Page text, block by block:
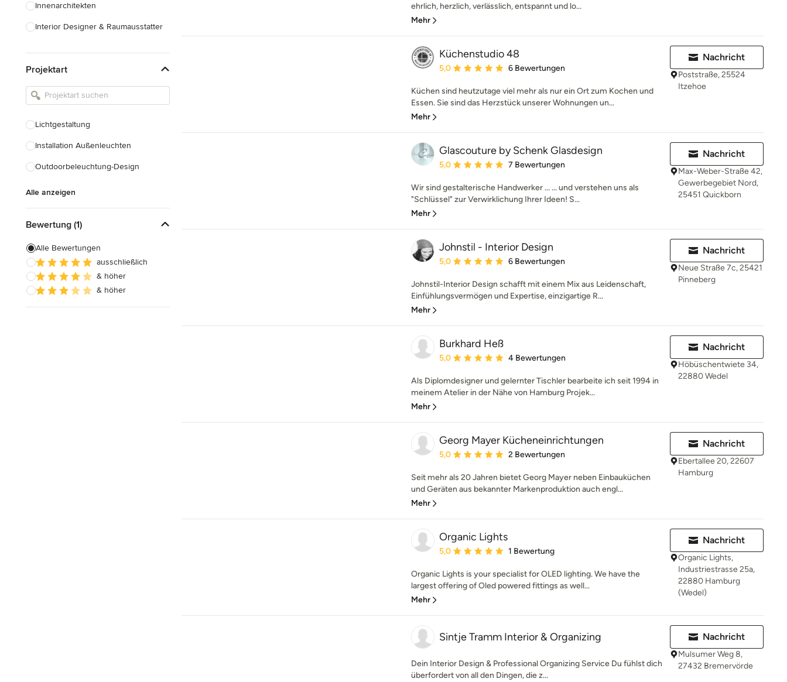
Innenarchitekten
Interior Designer & Raumausstatter
Landschaftsarchitekten
Armaturen & Sanitärbedarf
Einbauschränke
Projektart
Lichtgestaltung
Installation Außenleuchten
Outdoorbeleuchtung-Design
Alle anzeigen
Bewertung (1)
Alle Bewertungen
ausschließlich
& höher
& höher
ehrlich, herzlich, verlässlich, entspannt und lo...
Mehr
Küchenstudio 48
Durchschnittliche Bewertung: 5 von 5 Sternen
5,0 6 Bewertungen
Küchen sind heutzutage viel mehr als nur ein Ort zum Kochen und
Essen. Sie sind das Herzstück unserer Wohnungen un...
Mehr
Nachricht
Poststraße, 25524
Itzehoe
Glascouture by Schenk Glasdesign
Durchschnittliche Bewertung: 5 von 5 Sternen
5,0 7 Bewertungen
Wir sind gestalterische Handwerker ... ... und verstehen uns als
"Schlüssel" zur Verwirklichung Ihrer Ideen! S...
Mehr
Nachricht
Max-Weber-Straße 42,
Gewerbegebiet Nord,
25451 Quickborn
Johnstil - Interior Design
Durchschnittliche Bewertung: 5 von 5 Sternen
5,0 6 Bewertungen
Johnstil-Interior Design schafft mit einem Mix aus Leidenschaft,
Einfühlungsvermögen und Expertise, einzigartige R...
Mehr
Nachricht
Neue Straße 7c, 25421
Pinneberg
Burkhard Heß
Durchschnittliche Bewertung: 5 von 5 Sternen
5,0 4 Bewertungen
Als Diplomdesigner und gelernter Tischler bearbeite ich seit 1994 in
meinem Atelier in der Nähe von Hamburg Projek...
Mehr
Nachricht
Höbüschentwiete 34,
22880 Wedel
Georg Mayer Kücheneinrichtungen
Durchschnittliche Bewertung: 5 von 5 Sternen
5,0 2 Bewertungen
Seit mehr als 20 Jahren bietet Georg Mayer neben Einbauküchen
und Geräten aus bekannter Markenproduktion auch engl...
Mehr
Nachricht
Ebertallee 20, 22607
Hamburg
Organic Lights
Durchschnittliche Bewertung: 5 von 5 Sternen
5,0 1 Bewertung
Organic Lights is your specialist for OLED lighting. We have the
largest offering of Oled powered fittings as well...
Mehr
Nachricht
Organic Lights,
Industriestrasse 25a,
22880 Hamburg
(Wedel)
Sintje Tramm Interior & Organizing
Dein Interior Design & Professional Organizing Service Du fühlst dich
überfordert von all den Dingen, die z...
Nachricht
Mulsumer Weg 8,
27432 Bremervörde